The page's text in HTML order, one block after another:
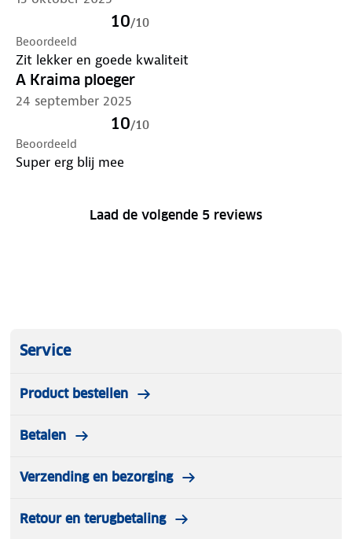
10/10
Beoordeeld
Zit lekker en goede kwaliteit
A Kraima ploeger
24 september 2025
10/10
Beoordeeld
Super erg blij mee
Laad de volgende 5 reviews
Service
Product bestellen
Betalen
Verzending en bezorging
Retour en terugbetaling